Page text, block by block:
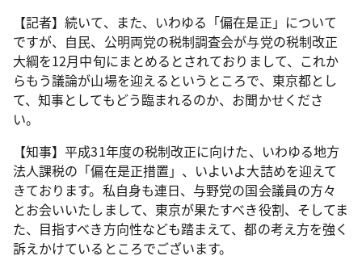
【記者】続いて、また、いわゆる「偏在是正」について
ですが、自民、公明両党の税制調査会が与党の税制改正
大綱を12月中旬にまとめるとされておりまして、これか
らもう議論が山場を迎えるというところで、東京都とし
て、知事としてもどう臨まれるのか、お聞かせくださ
い。
【知事】平成31年度の税制改正に向けた、いわゆる地方
法人課税の「偏在是正措置」、いよいよ大詰めを迎えて
きております。私自身も連日、与野党の国会議員の方々
とお会いいたしまして、東京が果たすべき役割、そしてま
た、目指すべき方向性なども踏まえて、都の考え方を強く
訴えかけているところでございます。